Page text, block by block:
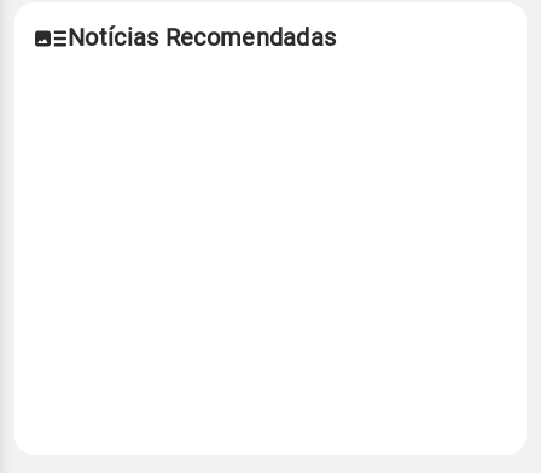
Notícias Recomendadas